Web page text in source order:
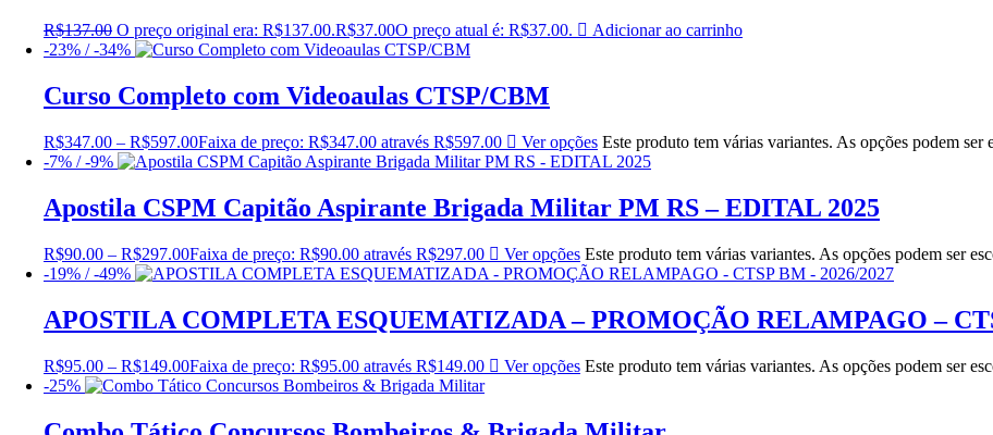
R$137.00 O preço original era: R$137.00.R$37.00O preço atual é: R$37.00.
Adicionar ao carrinho
-23% / -34%
Curso Completo com Videoaulas CTSP/CBM
R$347.00 – R$597.00Faixa de preço: R$347.00 através R$597.00 Ver opções Este produto tem várias variantes. As opções podem ser
-7% / -9%
Apostila CSPM Capitão Aspirante Brigada Militar PM RS – EDITAL 2025
R$90.00 – R$297.00Faixa de preço: R$90.00 através R$297.00 Ver opções Este produto tem várias variantes. As opções podem ser
-19% / -49%
APOSTILA COMPLETA ESQUEMATIZADA – PROMOÇÃO RELAMPAGO –
R$95.00 – R$149.00Faixa de preço: R$95.00 através R$149.00 Ver opções Este produto tem várias variantes. As opções podem ser
-25%